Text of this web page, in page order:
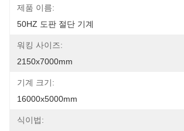
제품 이름:
50HZ 도판 절단 기계
워킹 사이즈:
2150x7000mm
기계 크기:
16000x5000mm
식이법: